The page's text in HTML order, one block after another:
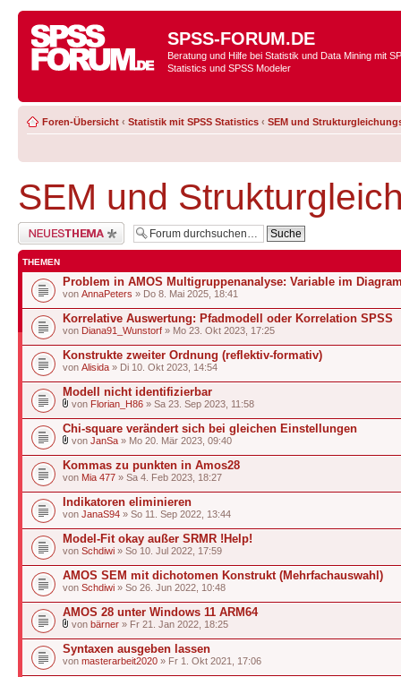
SPSS-FORUM.DE
Beratung und Hilfe bei Statistik und Data Mining mit
Statistics und SPSS Modeler
Foren-Übersicht ‹ Statistik mit SPSS Statistics ‹ SEM und
SEM und
Neues Thema erstellen
THEMEN
Problem in AMOS Multigruppenanalyse: Variable im
von AnnaPeters » Do 8. Mai 2025, 18:41
Korrelative Auswertung: Pfadmodell oder Korrelation SPSS
von Diana91_Wunstorf » Mo 23. Okt 2023, 17:25
Konstrukte zweiter Ordnung (reflektiv-formativ)
von Alisida » Di 10. Okt 2023, 14:54
Modell nicht identifizierbar
von Florian_H86 » Sa 23. Sep 2023, 11:58
Chi-square verändert sich bei gleichen Einstellungen
von JanSa » Mo 20. Mär 2023, 09:40
Kommas zu punkten in Amos28
von Mia 477 » Sa 4. Feb 2023, 18:27
Indikatoren eliminieren
von JanaS94 » So 11. Sep 2022, 13:44
Model-Fit okay außer SRMR !Help!
von Schdiwi » So 10. Jul 2022, 17:59
AMOS SEM mit dichotomen Konstrukt (Mehrfachauswahl)
von Schdiwi » So 26. Jun 2022, 10:48
AMOS 28 unter Windows 11 ARM64
von bärner » Fr 21. Jan 2022, 18:25
Syntaxen ausgeben lassen
von masterarbeit2020 » Fr 1. Okt 2021, 17:06